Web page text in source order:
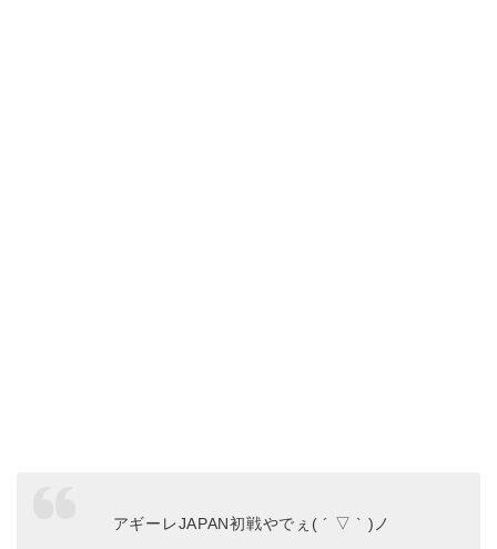
アギーレJAPAN初戦やでぇ( ´ ▽ ` )ノ